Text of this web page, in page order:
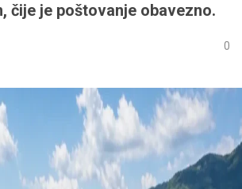
čije je poštovanje obavezno.
0